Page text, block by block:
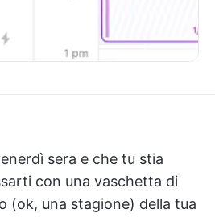
sera e che tu stia
con una vaschetta di
(ok, una stagione) della tua